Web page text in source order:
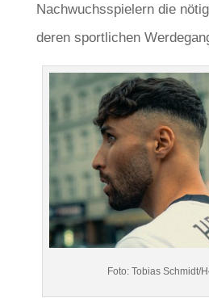
Nachwuchsspielern die
deren sportlichen
Foto: Tobias Schmidt/